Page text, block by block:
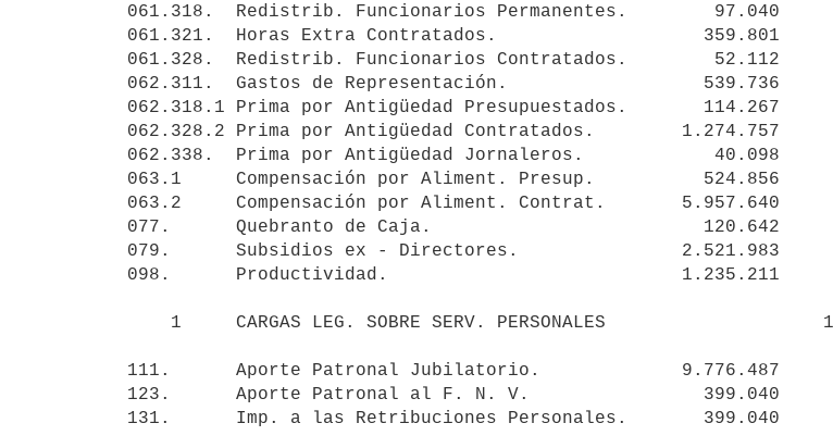
061.318.  Redistrib. Funcionarios Permanentes.        97.040
061.321.  Horas Extra Contratados.                   359.801
061.328.  Redistrib. Funcionarios Contratados.        52.112
062.311.  Gastos de Representación.                  539.736
062.318.1 Prima por Antigüedad Presupuestados.       114.267
062.328.2 Prima por Antigüedad Contratados.        1.274.757
062.338.  Prima por Antigüedad Jornaleros.            40.098
063.1     Compensación por Aliment. Presup.          524.856
063.2     Compensación por Aliment. Contrat.       5.957.640
077.      Quebranto de Caja.                         120.642
079.      Subsidios ex - Directores.               2.521.983
098.      Productividad.                           1.235.211
111.      Aporte Patronal Jubilatorio.             9.776.487
123.      Aporte Patronal al F. N. V.                399.040
131.      Imp. a las Retribuciones Personales.       399.040